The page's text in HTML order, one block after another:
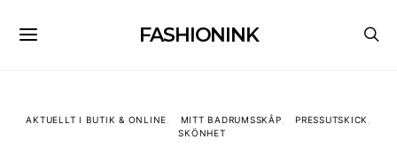
FASHIONINK
AKTUELLT I BUTIK & ONLINE MITT BADRUMSSKÅP
PRESSUTSKICK
SKÖNHET